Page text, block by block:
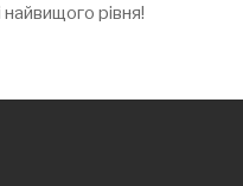
найвищого рівня!